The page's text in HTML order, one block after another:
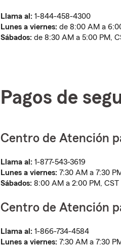
Llama al: 1-844-458-4300
Lunes a viernes: de 8:00 AM a
Sábados: de 8:30 AM a 5:00 PM,
Pagos de
Centro de Atención
Llama al: 1-877-543-3619
Lunes a viernes: 7:30 AM a 7:30
Sábados: 8:00 AM a 2:00 PM, CST
Centro de Atención
Llama al: 1-866-734-4584
Lunes a viernes: 7:30 AM a 7:30